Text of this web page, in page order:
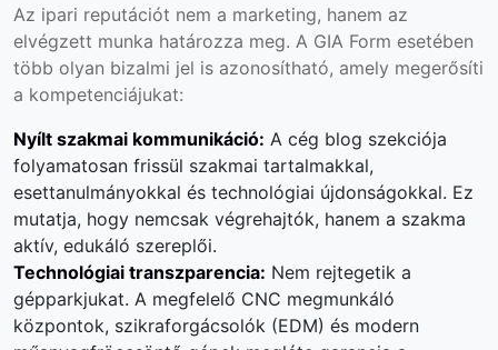
Az ipari reputációt nem a marketing, hanem az
elvégzett munka határozza meg. A GIA Form esetében
több olyan bizalmi jel is azonosítható, amely megerősíti
a kompetenciájukat:
Nyílt szakmai kommunikáció: A cég blog szekciója
folyamatosan frissül szakmai tartalmakkal,
esettanulmányokkal és technológiai újdonságokkal. Ez
mutatja, hogy nemcsak végrehajtók, hanem a szakma
aktív, edukáló szereplői.
Technológiai transzparencia: Nem rejtegetik a
gépparkjukat. A megfelelő CNC megmunkáló
központok, szikraforgácsolók (EDM) és modern